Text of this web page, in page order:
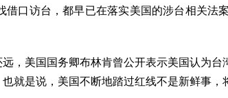
访台，都早已在落实美国的涉台相关法
美国国务卿布林肯曾公开表示美国认为台
就是说，美国不断地踏过红线不是新鲜事，